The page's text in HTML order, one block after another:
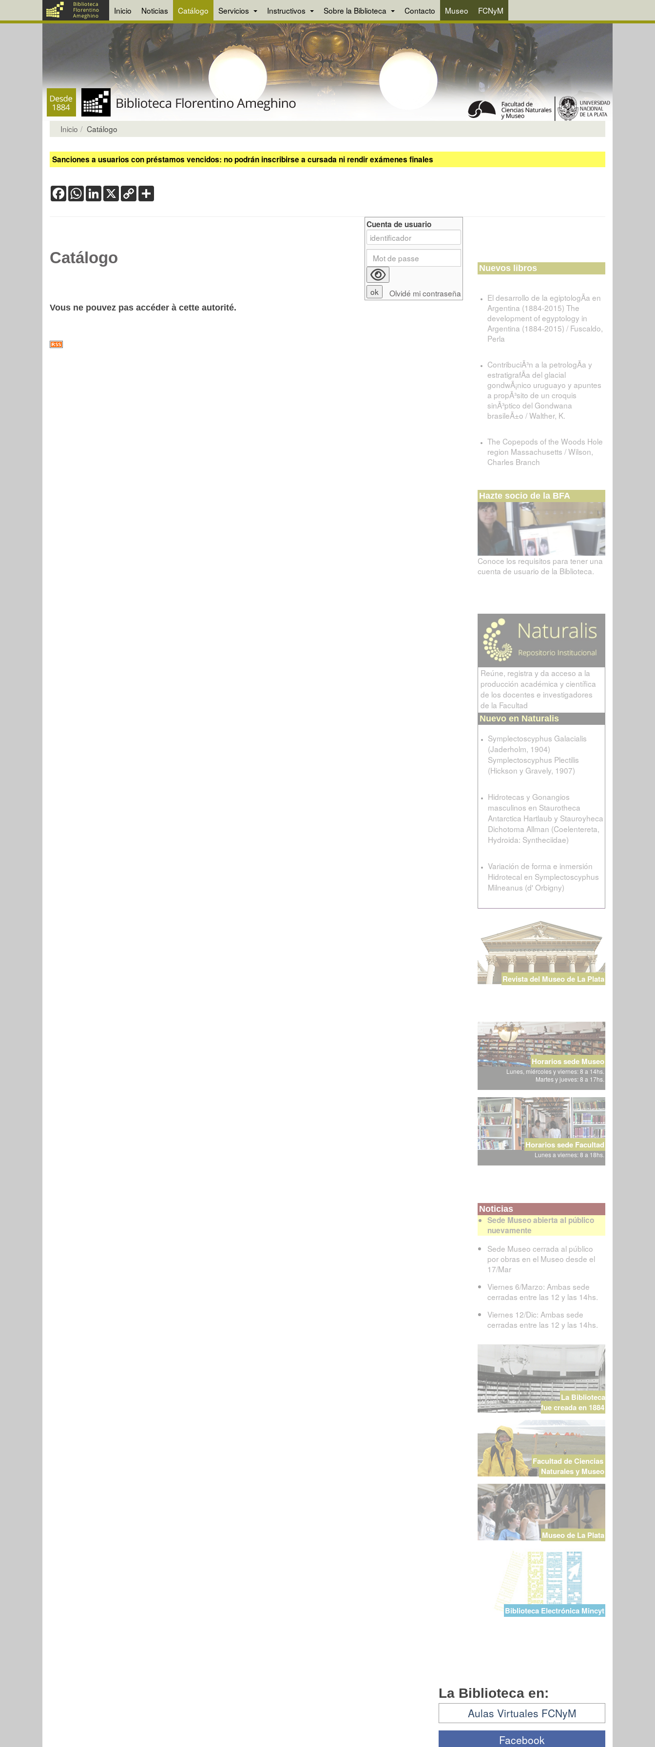
Inicio Noticias Catálogo Servicios Instructivos Sobre la Biblioteca Contacto Museo FCNyM
Inicio Catálogo
Sanciones a usuarios con préstamos vencidos: no podrán inscribirse a cursada ni rendir exámenes finales
FacebookWhatsApp
LinkedIn
X Copy
Link
Catálogo
Vous ne pouvez pas accéder à cette autorité.
Cuenta de usuario
Olvidé mi contraseña
Nuevos libros
El desarrollo de la egiptologÃ­a en
Argentina (1884-2015) The
development of egyptology in
Argentina (1884-2015) / Fuscaldo,
Perla
ContribuciÃ³n a la petrologÃ­a y
estratigrafÃ­a del glacial
gondwÃ¡nico uruguayo y apuntes
a propÃ³sito de un croquis
sinÃ³ptico del Gondwana
brasileÃ±o / Walther, K.
The Copepods of the Woods Hole
region Massachusetts / Wilson,
Charles Branch
Hazte socio de la BFA
Conoce los requisitos para tener una
cuenta de usuario de la Biblioteca.
Reúne, registra y da acceso a la
producción académica y científica
de los docentes e investigadores
de la Facultad
Nuevo en Naturalis
Symplectoscyphus Galacialis
(Jaderholm, 1904)
Symplectoscyphus Plectilis
(Hickson y Gravely, 1907)
Hidrotecas y Gonangios
masculinos en Staurotheca
Antarctica Hartlaub y Stauroyheca
Dichotoma Allman (Coelentereta,
Hydroida: Syntheciidae)
Variación de forma e inmersión
Hidrotecal en Symplectoscyphus
Milneanus (d' Orbigny)
Revista del Museo de La Plata
Horarios sede Museo
Lunes, miércoles y viernes: 8 a 14hs.
Martes y jueves: 8 a 17hs.
Horarios sede Facultad
Lunes a viernes: 8 a 18hs.
Noticias
Sede Museo abierta al público
nuevamente
Sede Museo cerrada al público
por obras en el Museo desde el
17/Mar
Viernes 6/Marzo: Ambas sede
cerradas entre las 12 y las 14hs.
Viernes 12/Dic: Ambas sede
cerradas entre las 12 y las 14hs.
La Biblioteca
fue creada en 1884
Facultad de Ciencias
Naturales y Museo
Museo de La Plata
Biblioteca Electrónica Mincyt
La Biblioteca en:
Aulas Virtuales FCNyM
Facebook